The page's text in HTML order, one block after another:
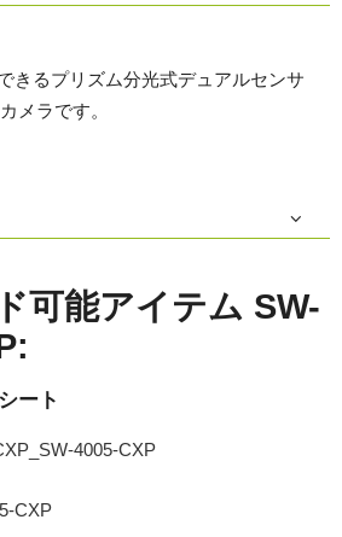
きるプリズム分光式デュアルセンサ
メラです。
可能アイテム SW-
ート
4005-CXP
CXP